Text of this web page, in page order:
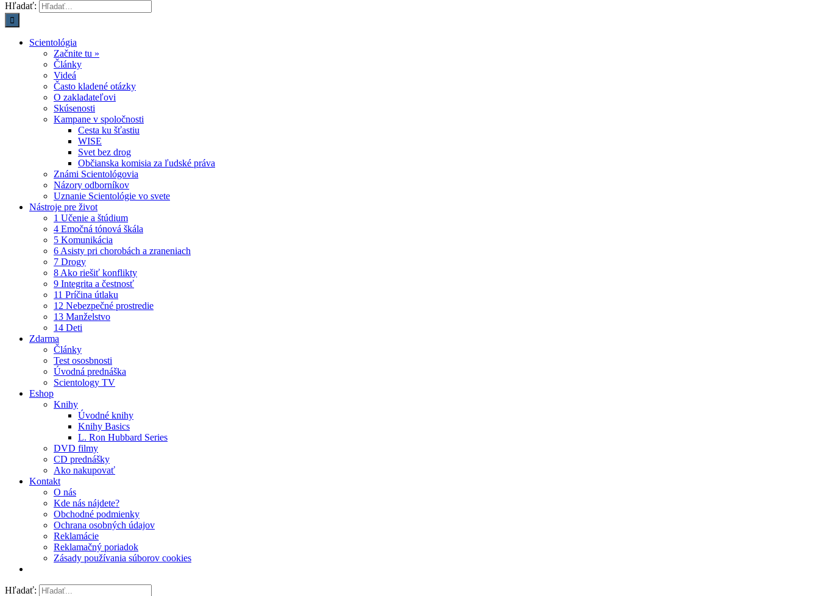
Hľadať:
Scientológia
Začnite tu »
Články
Videá
Často kladené otázky
O zakladateľovi
Skúsenosti
Kampane v spoločnosti
Cesta ku šťastiu
WISE
Svet bez drog
Občianska komisia za ľudské práva
Známi Scientológovia
Názory odborníkov
Uznanie Scientológie vo svete
Nástroje pre život
1 Učenie a štúdium
4 Emočná tónová škála
5 Komunikácia
6 Asisty pri chorobách a zraneniach
7 Drogy
8 Ako riešiť konflikty
9 Integrita a čestnosť
11 Príčina útlaku
12 Nebezpečné prostredie
13 Manželstvo
14 Deti
Zdarma
Články
Test ososbnosti
Úvodná prednáška
Scientology TV
Eshop
Knihy
Úvodné knihy
Knihy Basics
L. Ron Hubbard Series
DVD filmy
CD prednášky
Ako nakupovať
Kontakt
O nás
Kde nás nájdete?
Obchodné podmienky
Ochrana osobných údajov
Reklamácie
Reklamačný poriadok
Zásady používania súborov cookies
Hľadať: